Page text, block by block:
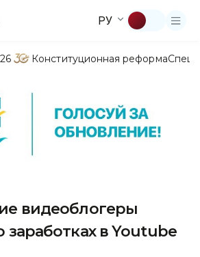
РУ
Конституционная реформа
видеоблогеры
заработках в Youtube